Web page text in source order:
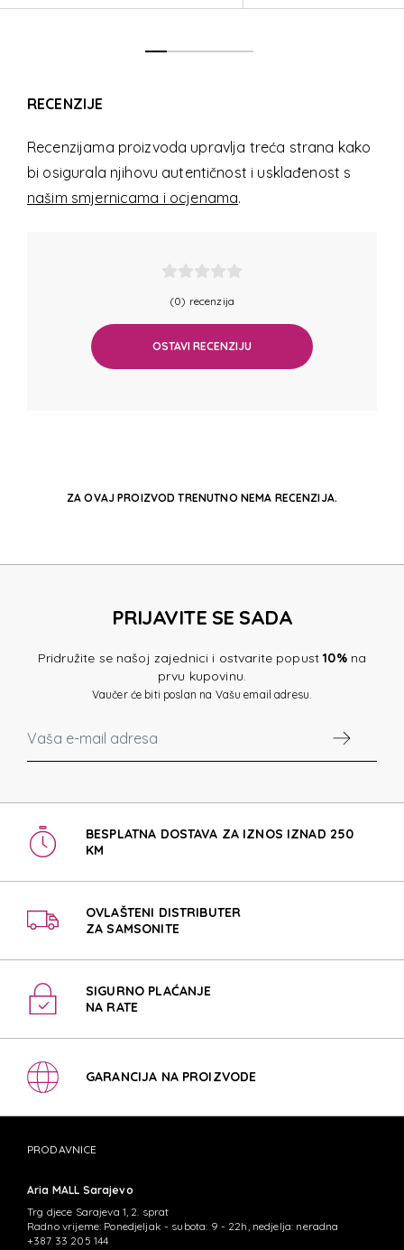
RECENZIJE
Recenzijama proizvoda upravlja treća strana kako
bi osigurala njihovu autentičnost i usklađenost s
našim smjernicama i ocjenama.
(0) recenzija
OSTAVI RECENZIJU
ZA OVAJ PROIZVOD TRENUTNO NEMA RECENZIJA.
PRIJAVITE SE SADA
Pridružite se našoj zajednici i ostvarite popust10%na
prvu kupovinu.
Vaučer će biti poslan na Vašu email adresu.
BESPLATNA DOSTAVA ZA IZNOS IZNAD 250
KM
OVLAŠTENI DISTRIBUTER
ZA SAMSONITE
SIGURNO PLAĆANJE
NA RATE
GARANCIJA NA PROIZVODE
PRODAVNICE
Aria MALL Sarajevo
Trg djece Sarajeva 1, 2. sprat
Radno vrijeme: Ponedjeljak - subota: 9 - 22h, nedjelja: neradna
+387 33 205 144